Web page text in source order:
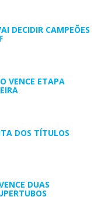
DECIDIR CAMPEÕES
VENCE ETAPA
DOS TÍTULOS
DUAS